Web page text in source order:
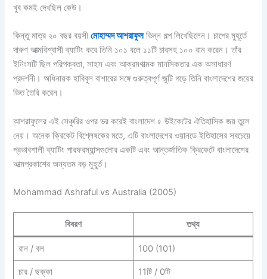
খুব কমই দেখছিল কেউ।
কিন্তু মাত্র ২০ বছর বয়সীমোহাম্মদ আশরাফুলভিন্ন গল্প লিখেছিলেন। চাপের মুহূর্তে
দারুণ আত্মবিশ্বাসী ব্যাটিং করে তিনি ১০১ বলে ১১টি চারসহ ১০০ রান করেন। তাঁর
ইনিংসটি ছিল পরিপক্বতা, সাহস এবং আক্রমণাত্মক মানসিকতার এক অসাধারণ
প্রদর্শনী। অধিনায়ক হাবিবুল বাশারের সঙ্গে গুরুত্বপূর্ণ জুটি গড়ে তিনি বাংলাদেশের জয়ের
ভিত তৈরি করেন।
আশরাফুলের এই সেঞ্চুরির ওপর ভর করেই বাংলাদেশ ৫ উইকেটের ঐতিহাসিক জয় তুলে
নেয়। অনেক ক্রিকেট বিশ্লেষকের মতে, এটি বাংলাদেশের ওয়ানডে ইতিহাসের সবচেয়ে
প্রভাবশালী ব্যাটিং পারফরম্যান্সগুলোর একটি এবং আন্তর্জাতিক ক্রিকেটে বাংলাদেশের
আত্মপ্রকাশের অন্যতম বড় মুহূর্ত।
Mohammad Ashraful vs Australia (2005)
বিবরণ তথ্য
রান / বল 100 (101)
চার / ছক্কা 11টি / 0টি